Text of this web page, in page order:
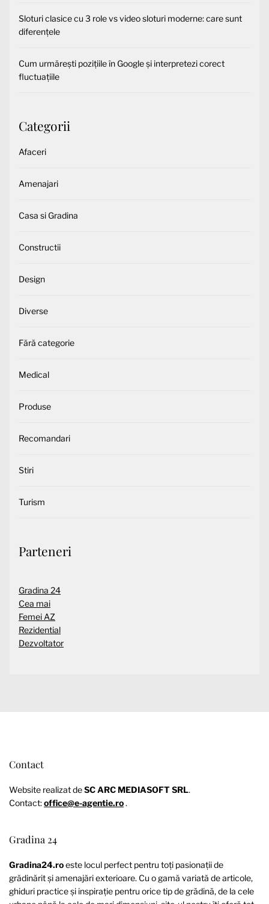
Sloturi clasice cu 3 role vs video sloturi moderne: care sunt
diferențele
Cum urmărești pozițiile în Google și interpretezi corect
fluctuațiile
Categorii
Afaceri
Amenajari
Casa si Gradina
Constructii
Design
Diverse
Fără categorie
Medical
Produse
Recomandari
Stiri
Turism
Parteneri
Gradina 24
Cea mai
Femei AZ
Rezidential
Dezvoltator
Contact
Website realizat deSC ARC MEDIASOFT SRL.
Contact:office@e-agentie.ro.
Gradina 24
Gradina24.roeste locul perfect pentru toți pasionații de
grădinărit și amenajări exterioare. Cu o gamă variată de articole,
ghiduri practice și inspirație pentru orice tip de grădină, de la cele